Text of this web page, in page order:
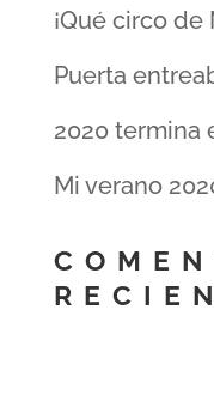
¡Qué circo
Puerta
2020 termina
Mi verano